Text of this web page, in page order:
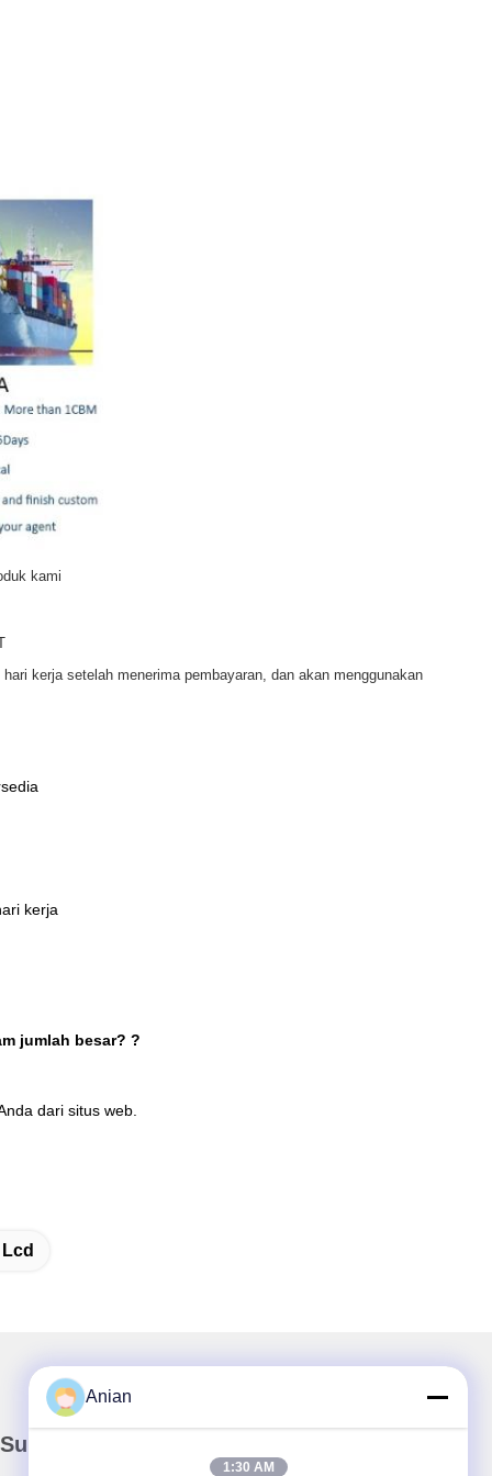
kami
kerja setelah menerima pembayaran, dan akan menggunakan
kerja
jumlah besar? ?
dari situs web.
Surat Kabar Kami
Anian
1:30 AM